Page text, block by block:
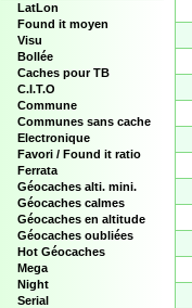
LatLon
Found it moyen
Visu
Bollée
Caches pour TB
C.I.T.O
Commune
Communes sans cache
Electronique
Favori / Found it ratio
Ferrata
Géocaches alti. mini.
Géocaches calmes
Géocaches en altitude
Géocaches oubliées
Hot Géocaches
Mega
Night
Serial